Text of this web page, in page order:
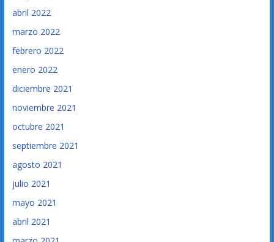
abril 2022
marzo 2022
febrero 2022
enero 2022
diciembre 2021
noviembre 2021
octubre 2021
septiembre 2021
agosto 2021
julio 2021
mayo 2021
abril 2021